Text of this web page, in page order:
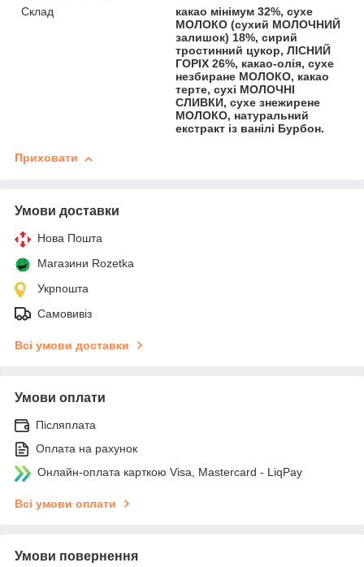
Склад
какао мінімум 32%, сухе
МОЛОКО (сухий МОЛОЧНИЙ
залишок) 18%, сирий
тростинний цукор, ЛІСНИЙ
ГОРІХ 26%, какао-олія, сухе
незбиране МОЛОКО, какао
терте, сухі МОЛОЧНІ
СЛИВКИ, сухе знежирене
МОЛОКО, натуральний
екстракт із ванілі Бурбон.
Приховати
Умови доставки
Нова Пошта
Магазини Rozetka
Укрпошта
Самовивіз
Всі умови доставки
Умови оплати
Післяплата
Оплата на рахунок
Онлайн-оплата карткою Visa, Mastercard - LiqPay
Всі умови оплати
Умови повернення